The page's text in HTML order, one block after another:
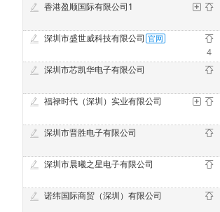
香港盈顺国际有限公司1
深圳市盛世威科技有限公司
4
深圳市芯凯华电子有限公司
福禄时代（深圳）实业有限公司
深圳市晋胜电子有限公司
深圳市晨曦之星电子有限公司
诺纬国际商贸（深圳）有限公司